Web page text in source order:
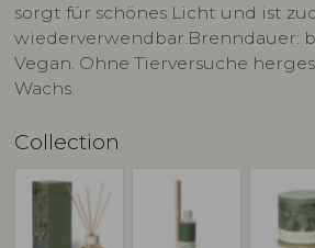
sorgt für schönes Licht und ist
wiederverwendbar.Brenndauer:
Vegan. Ohne Tierversuche
Wachs.
Collection